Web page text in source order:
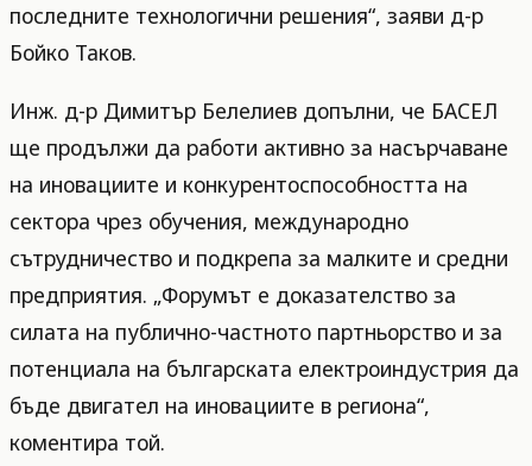
последните технологични решения“, заяви д-р
Бойко Таков.
Инж. д-р Димитър Белелиев допълни, че БАСЕЛ
ще продължи да работи активно за насърчаване
на иновациите и конкурентоспособността на
сектора чрез обучения, международно
сътрудничество и подкрепа за малките и средни
предприятия. „Форумът е доказателство за
силата на публично-частното партньорство и за
потенциала на българската електроиндустрия да
бъде двигател на иновациите в региона“,
коментира той.